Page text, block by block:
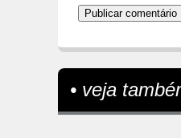
• veja